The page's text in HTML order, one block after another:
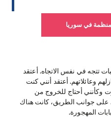
في سوريا
تتجه في نفس الاتجاه. أعتقد
وعائلاتهم. أعتقد أنني كنت
وكأنني أحتاج للخروج من
جوانب الطريق، كانت هناك
المهجورة.